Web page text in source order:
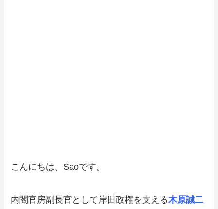
こんにちは、Saoです。
内閣官房副長官として岸田政権を支える木原誠二